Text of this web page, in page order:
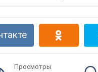
Просмотры